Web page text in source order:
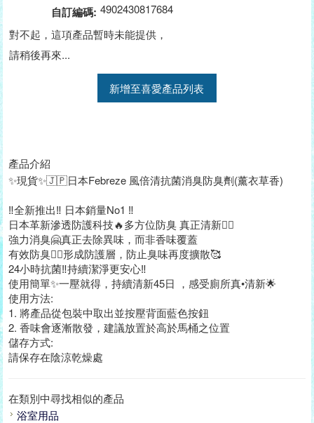
自訂編碼: 4902430817684
對不起，這項產品暫時未能提供，
請稍後再來...
新增至喜愛產品列表
產品介紹
✨現貨✨🇯🇵日本Febreze 風倍清抗菌消臭防臭劑(薰衣草香)
‼️全新推出‼️️ 日本銷量No1 ‼️
日本革新滲透防護科技🔥多方位防臭 真正清新👍🏻
強力消臭🤗真正去除異味，而非香味覆蓋
有效防臭👍🏻形成防護層，防止臭味再度擴散🥰
24小時抗菌‼️持續潔淨更安心‼️
使用簡單✨一壓就得，持續清新45日 ，感受廁所真•清新🌟
使用方法:
1. 將產品從包裝中取出並按壓背面藍色按鈕
2. 香味會逐漸散發，建議放置於高於馬桶之位置
儲存方式:
請保存在陰涼乾燥處
在類別中尋找相似的產品
浴室用品